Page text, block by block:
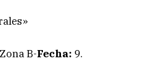
Zona B-Fecha: 9.